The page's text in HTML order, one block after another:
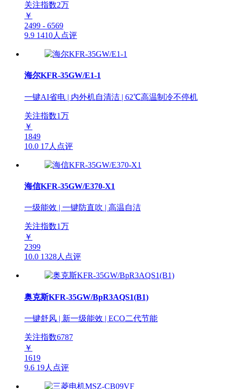
关注指数2万
￥
2499 - 6569
9.9 1410人点评
海尔KFR-35GW/E1-1
一键AI省电 | 内外机自清洁 | 62℃高温制冷不停机
关注指数1万
￥
1849
10.0 17人点评
海信KFR-35GW/E370-X1
一级能效 | 一键防直吹 | 高温自洁
关注指数1万
￥
2399
10.0 1328人点评
奥克斯KFR-35GW/BpR3AQS1(B1)
一键舒风 | 新一级能效 | ECO二代节能
关注指数6787
￥
1619
9.6 19人点评